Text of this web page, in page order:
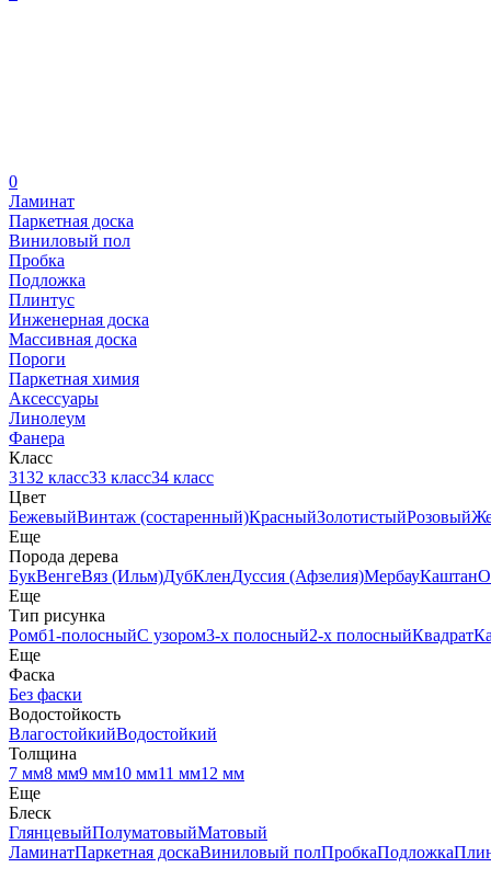
0
Ламинат
Паркетная доска
Виниловый пол
Пробка
Подложка
Плинтус
Инженерная доска
Массивная доска
Пороги
Паркетная химия
Аксессуары
Линолеум
Фанера
Класс
3132 класс33 класс34 класс
Цвет
БежевыйВинтаж (состаренный)КрасныйЗолотистыйРозовый
Еще
Порода дерева
БукВенгеВяз (Ильм)ДубКленДуссия (Афзелия)МербауКаштан
Еще
Тип рисунка
Ромб1-полосныйС узором3-х полосный2-х полосныйКвадрат
Еще
Фаска
Без фаски
Водостойкость
ВлагостойкийВодостойкий
Толщина
7 мм8 мм9 мм10 мм11 мм12 мм
Еще
Блеск
ГлянцевыйПолуматовыйМатовый
ЛаминатПаркетная доскаВиниловый полПробкаПодложка